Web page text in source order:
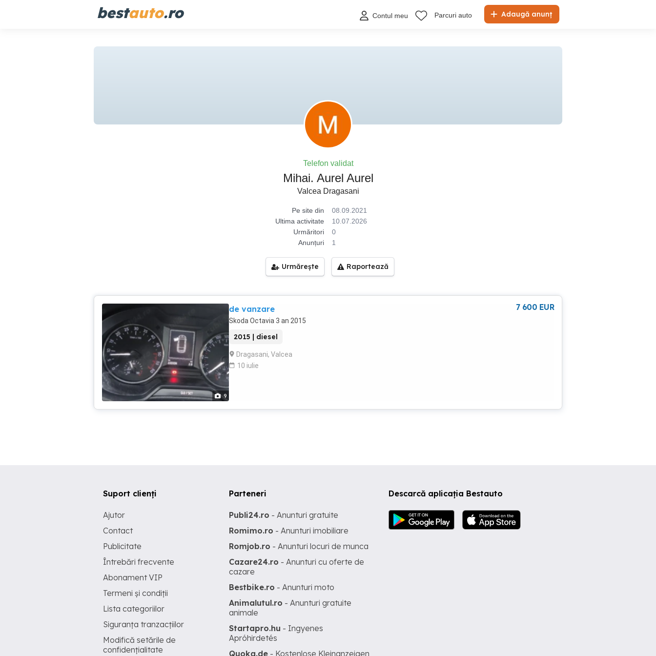
bestauto.ro Adaugă anunț
Contul meu Parcuri auto
Telefon validat
Mihai. Aurel Aurel
Valcea Dragasani
Pe site din
08.09.2021
Ultima activitate
10.07.2026
Urmăritori
0
Anunțuri
1
Urmărește Raportează
9
de vanzare
Skoda Octavia 3 an 2015
2015 | diesel
Dragasani, Valcea
10 iulie
7 600 EUR
Descarcă aplicația Bestauto
Suport clienți
Ajutor
Contact
Publicitate
Întrebări frecvente
Abonament VIP
Termeni și condiții
Lista categoriilor
Siguranța tranzacțiilor
Modifică setările de
confidențialitate
Parteneri
Publi24.ro - Anunturi gratuite
Romimo.ro - Anunturi imobiliare
Romjob.ro - Anunturi locuri de munca
Cazare24.ro - Anunturi cu oferte de
cazare
Bestbike.ro - Anunturi moto
Animalutul.ro - Anunturi gratuite
animale
Startapro.hu - Ingyenes
Apróhirdetés
Quoka.de - Kostenlose Kleinanzeigen